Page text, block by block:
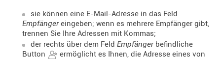
sie können eine E-Mail-Adresse in das Feld
Empfängereingeben; wenn es mehrere Empfänger gibt,
trennen Sie Ihre Adressen mit Kommas;
der rechts über dem Feld Empfängerbefindliche
Button
ermöglicht es Ihnen, die Adresse eines von